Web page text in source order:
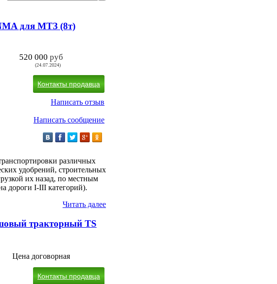
для МТЗ (8т)
520 000 руб
(24.07.2024)
Контакты продавца
Написать отзыв
Написать сообщение
pазличных
удoбpений, стpоительных
их назад, по местным
дороги I-III категорий).
Читать далее
тракторный TS
Цена договорная
Контакты продавца